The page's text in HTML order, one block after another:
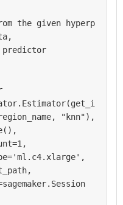
"knn"),